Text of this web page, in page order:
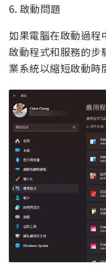
6. 啟動問題
如果電腦在啟動過程
啟動程式和服務的步
業系統以縮短啟動時